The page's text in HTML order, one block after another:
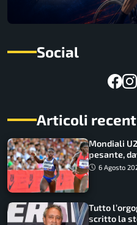
Social
Articoli
Mondiali
pesante,
Non ho
6 Agosto
Tutto
scritto la